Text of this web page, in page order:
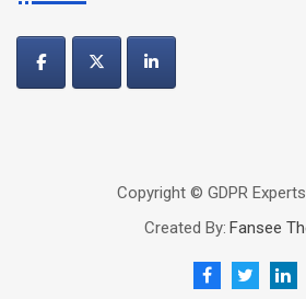
Copyright © GDPR
Created By: Fansee